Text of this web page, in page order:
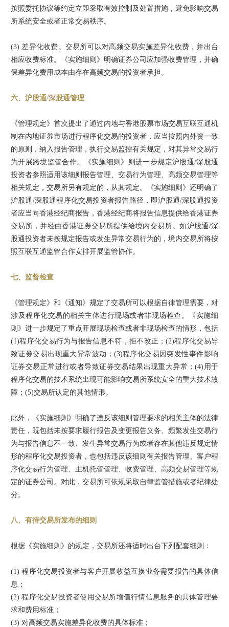
按照委托协议等约定立即采取有效控制及处置措施，避免影响交易
所系统安全或者正常交易秩序。
(3) 差异化收费。交易所可以对高频交易实施差异化收费，并出台
相应收费标准。《实施细则》明确证券公司应加强收费管理，并确
保差异化费用成本由存在高频交易的投资者承担。
六、沪股通/深股通管理
《管理规定》首次提出了通过内地与香港股票市场交易互联互通机
制在内地证券市场进行程序化交易的投资者，应当按照内外资一致
的原则，纳入报告管理，执行交易监控有关规定，对其异常交易行
为开展跨境监管合作。《实施细则》则进一步规定沪股通/深股通
投资者参照适用该细则报告管理、交易行为管理、高频交易管理等
相关规定，交易所另有规定的，从其规定。《实施细则》还明确了
沪股通/深股通程序化交易投资者报告路径，即沪股通/深股通投资
者应当向香港经纪商报告，香港经纪商将报告信息提供给香港证券
交易所，并经由香港证券交易所提供给境内交易所。如沪股通/深
股通投资者未按规定报告或发生异常交易行为的，境内交易所将按
照互联互通监管合作安排开展监管协作。
七、监督检查
《管理规定》和《通知》规定了交易所可以根据自律管理需要，对
涉及程序化交易的相关主体进行现场或者非现场检查。《实施细
则》进一步规定了重点开展现场检查或者非现场检查的情形，包括
(1)程序化交易行为与报告信息不符，拒不改正；(2)程序化交易导
致证券交易出现重大异常波动；(3)程序化交易因突发性事件影响
证券交易正常进行或者导致证券交易结果出现重大异常；(4)用于
程序化交易的技术系统出现可能影响交易所系统安全的重大技术故
障；(5)交易所认定的其他情形。
此外，《实施细则》明确了违反该细则管理要求的相关主体的法律
责任，既包括未按要求履行报告及变更报告义务、频繁发生交易行
为与报告信息不一致、发生异常交易行为或者存在其他违反规定情
形的程序化交易投资者，也包括违反该细则有关报告管理、客户程
序化交易行为管理、主机托管管理、收费管理、高频交易管理等规
定的证券公司。对此，交易所可依规采取自律监管措施或者纪律处
分。
八、有待交易所发布的细则
根据《实施细则》的规定，交易所还将适时出台下列配套细则：
(1) 程序化交易投资者与客户开展收益互换业务需要报告的具体信
息；
(2) 程序化交易投资者使用交易所增值行情信息服务的具体管理要
求和费用标准；
(3) 对高频交易实施差异化收费的具体标准；